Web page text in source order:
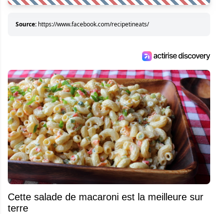
Source: https://www.facebook.com/recipetineats/
Cette salade de macaroni est la meilleure sur
terre